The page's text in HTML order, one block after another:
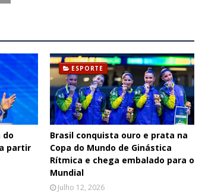
do
partir
ESPORTE
Brasil conquista ouro e prata na
Copa do Mundo de Ginástica
Rítmica e chega embalado para o
Mundial
Julho 12, 2026